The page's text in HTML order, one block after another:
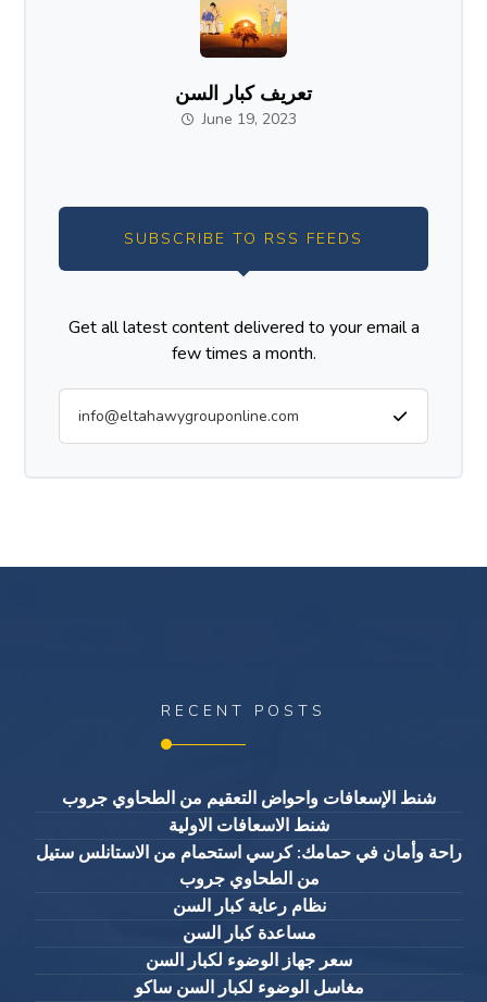
تعريف كبار السن
June 19, 2023
SUBSCRIBE TO RSS FEEDS
Get all latest content delivered to your email a
few times a month.
RECENT POSTS
شنط الإسعافات واحواض التعقيم من الطحاوي جروب
شنط الاسعافات الاولية
راحة وأمان في حمامك: كرسي استحمام من الاستانلس ستيل
من الطحاوي جروب
نظام رعاية كبار السن
مساعدة كبار السن
سعر جهاز الوضوء لكبار السن
مغاسل الوضوء لكبار السن ساكو